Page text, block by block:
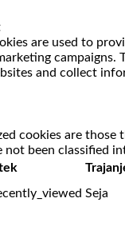
are used to
campaigns.
and collect
cookies are those
not been classified
Seja